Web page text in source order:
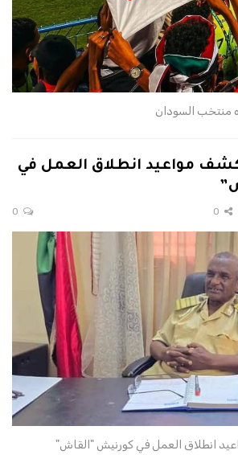
منتخب السودان
مواعيد انطلاق العمل في
انطلاق العمل في كورنيش "القاش"